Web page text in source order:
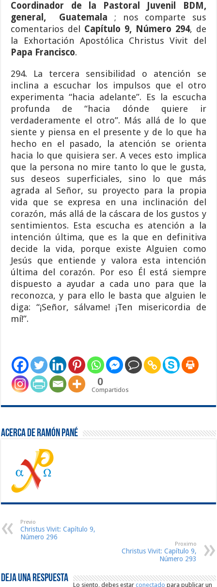
Coordinador de la Pastoral Juvenil BDM,
general , Guatemala ; nos comparte sus
comentarios del Capítulo 9, Número 294, de
la Exhortación Apostólica Christus Vivit del
Papa Francisco.
294. La tercera sensibilidad o atención se
inclina a escuchar los impulsos que el otro
experimenta “hacia adelante”. Es la escucha
profunda de “hacia dónde quiere ir
verdaderamente el otro”. Más allá de lo que
siente y piensa en el presente y de lo que ha
hecho en el pasado, la atención se orienta
hacia lo que quisiera ser. A veces esto implica
que la persona no mire tanto lo que le gusta,
sus deseos superficiales, sino lo que más
agrada al Señor, su proyecto para la propia
vida que se expresa en una inclinación del
corazón, más allá de la cáscara de los gustos y
sentimientos. Esta escucha es atención a la
intención última, que es la que en definitiva
decide la vida, porque existe Alguien como
Jesús que entiende y valora esta intención
última del corazón. Por eso Él está siempre
dispuesto a ayudar a cada uno para que la
reconozca, y para ello le basta que alguien le
diga: “¡Señor, sálvame! ¡Ten misericordia de
mí!”.
0
Compartidos
Acerca de Ramón Pané
Previo
Christus Vivit: Capítulo 9,
Número 296
Proximo
Christus Vivit: Capítulo 9,
Número 293
Deja una respuesta
Lo siento, debes estarconectado para publicar un